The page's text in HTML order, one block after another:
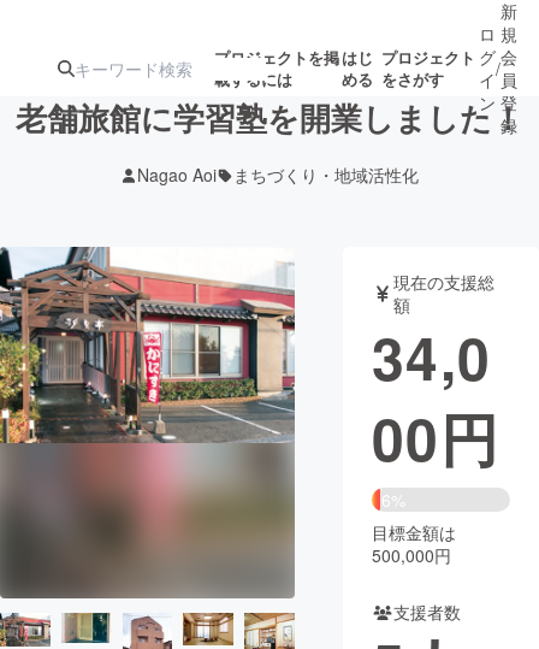
プロジェクトを掲
載するには
はじ
める
プロジェクト
をさがす
アート・写真
テクノロジー・ガジェット ゲーム・サ
チャレンジ
ロ
グ
イ
ン
/
新
規
会
員
登
録
老舗旅館に学習塾を開業しました！
Nagao Aoi まちづくり・地域活性化
現在の支援総
額
34,0
00円
6%
目標金額は
500,000円
支援者数